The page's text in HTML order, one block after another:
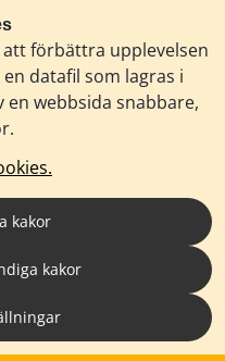
att förbättra upplevelsen
datafil som lagras i
webbsida snabbare,
kakor
kakor